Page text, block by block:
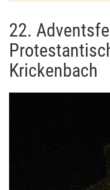
22.
Krickenbach